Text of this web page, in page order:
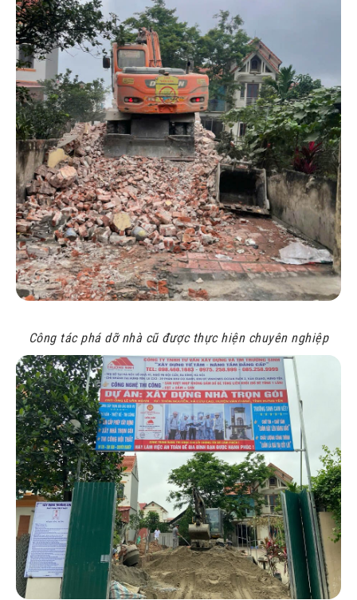
Công tác phá dỡ nhà cũ được thực hiện chuyên nghiệp